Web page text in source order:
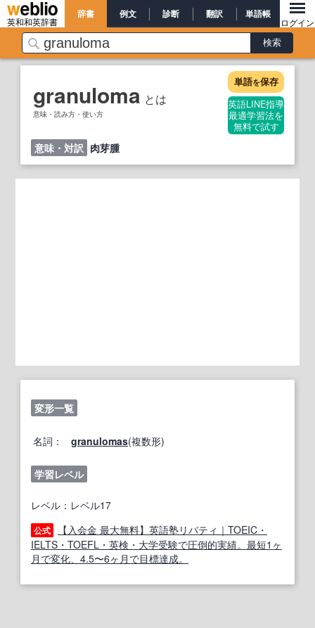
英和和英辞書
辞書 例文 診断 翻訳 単語帳
ログイン
granuloma とは
意味・読み方・使い方
単語を保存
英語LINE指導
最適学習法を
無料で試す
意味・対訳 肉芽腫
変形一覧
名詞： granulomas(複数形)
学習レベル
レベル：レベル17
公式
【入会金 最大無料】英語塾リバティ｜TOEIC・
IELTS・TOEFL・英検・大学受験で圧倒的実績。最短1ヶ
月で変化、4.5〜6ヶ月で目標達成。